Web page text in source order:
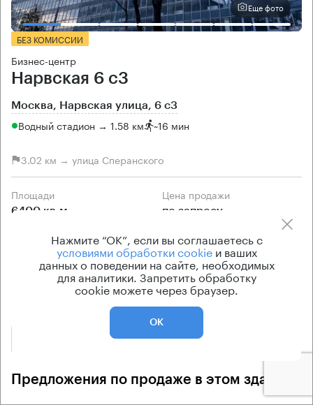
Еще фото
БЕЗ КОМИССИИ
Бизнес-центр
Нарвская 6 с3
Москва, Нарвская улица, 6 с3
Водный стадион → 1.58 км ~16 мин
3.02 км → улица Сперанского
Площади
6400 кв.м
Цена продажи
по запросу
Класс офисов
Бизнес-центр
Кондиционирование
центральное
Получить презентацию
Предложения по продаже в этом здании:
Нажмите “ОК”, если вы соглашаетесь с
условиями обработки cookieи ваших
данных о поведении на сайте, необходимых
для аналитики. Запретить обработку
cookie можете через браузер.
ОК